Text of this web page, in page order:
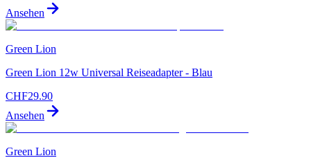
Ansehen
Green Lion
Green Lion 12w Universal Reiseadapter - Blau
CHF29.90
Ansehen
Green Lion